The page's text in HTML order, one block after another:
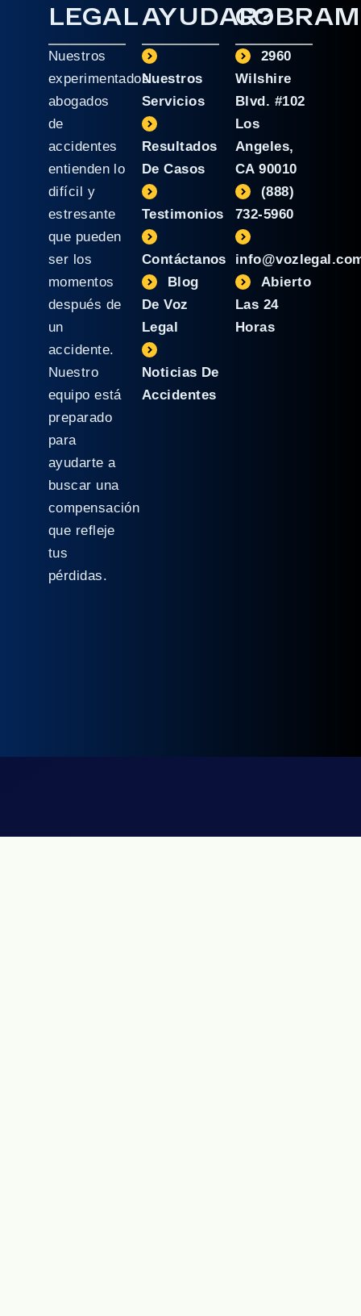
LEGAL
Nuestros
experimentados
abogados
de
accidentes
entienden lo
difícil y
estresante
que pueden
ser los
momentos
después de
un
accidente.
Nuestro
equipo está
preparado
para
ayudarte a
buscar una
compensación
que refleje
tus
pérdidas.
AYUDAR?
Nuestros
Servicios
Resultados
De Casos
Testimonios
Contáctanos
Blog
De Voz
Legal
Noticias De
Accidentes
2960
Wilshire
Blvd. #102
Los
Angeles,
CA 90010
(888)
732-5960
Abierto
Las 24
Horas